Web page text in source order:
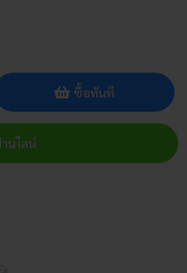
ซื้อทันที
นไลน์